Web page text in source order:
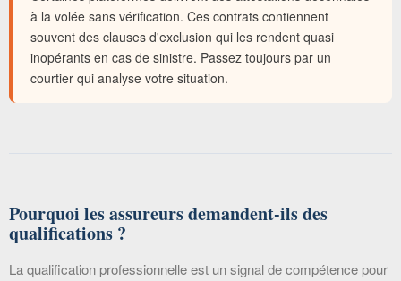
à la volée sans vérification. Ces contrats contiennent
souvent des clauses d'exclusion qui les rendent quasi
inopérants en cas de sinistre. Passez toujours par un
courtier qui analyse votre situation.
Pourquoi les assureurs demandent-ils des
qualifications ?
La qualification professionnelle est un signal de compétence pour